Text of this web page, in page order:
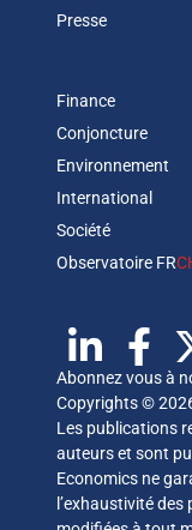
Presse
Finance
Conjoncture
Environnement
International
Société
Observatoire FR
Abonnez vous à
Copyrights ©
Les publications
auteurs et sont
Economics ne
l’exhaustivité